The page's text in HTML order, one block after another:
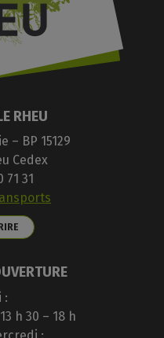
RHEU
– BP 15129
Cedex
71 31
:
h 30 – 18 h
: